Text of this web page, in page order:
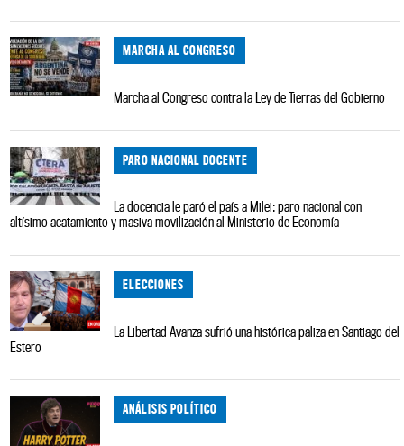
MARCHA AL CONGRESO
Marcha al Congreso contra la Ley de Tierras del Gobierno
PARO NACIONAL DOCENTE
La docencia le paró el país a Milei: paro nacional con
altísimo acatamiento y masiva movilización al Ministerio de Economía
ELECCIONES
La Libertad Avanza sufrió una histórica paliza en Santiago del
Estero
ANÁLISIS POLÍTICO